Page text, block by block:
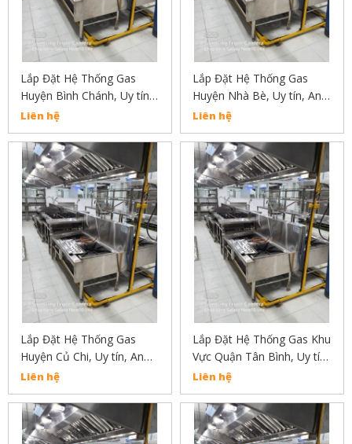
Lắp Đặt Hệ Thống Gas
Huyện Bình Chánh, Uy tín,
An Toàn, Chất Lượng Liên
Hẹ : 02838304030
Liên hệ
Lắp Đặt Hệ Thống Gas
Huyện Nhà Bè, Uy tín, An
Toàn, Chất Lượng Liên Hệ
02838304030
Liên hệ
Lắp Đặt Hệ Thống Gas
Huyện Củ Chi, Uy tín, An
Toàn, Chất Lượng Liên Hệ:
02838304030
Liên hệ
Lắp Đặt Hệ Thống Gas Khu
Vực Quận Tân Bình, Uy tín,
An Toàn, Chất Lượng Liên
Hệ: 02838304030
Liên hệ